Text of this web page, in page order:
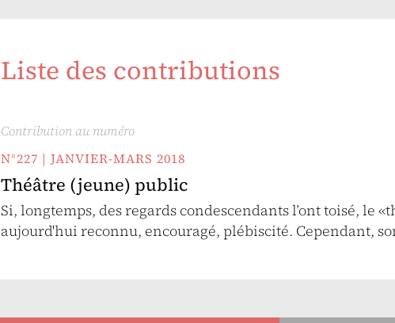
Liste des contributions
Contribution au numéro
N°227 | JANVIER-MARS 2018
Théâtre (jeune) public
Si, longtemps, des regards condescendants l’ont toisé, le
aujourd'hui reconnu, encouragé, plébiscité. Cependant,